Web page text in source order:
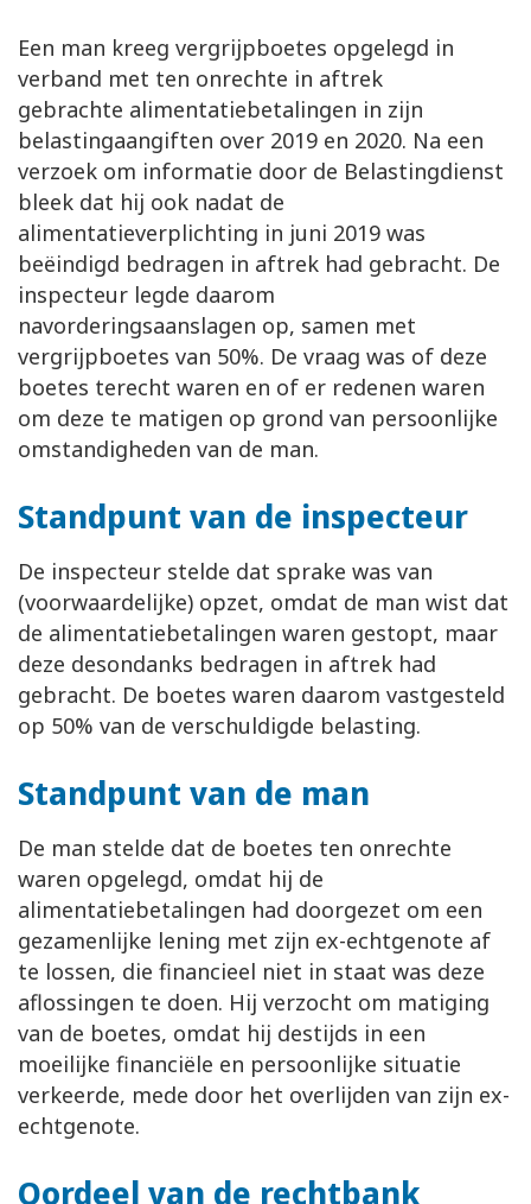
Een man kreeg vergrijpboetes opgelegd in
verband met ten onrechte in aftrek
gebrachte alimentatiebetalingen in zijn
belastingaangiften over 2019 en 2020. Na een
verzoek om informatie door de Belastingdienst
bleek dat hij ook nadat de
alimentatieverplichting in juni 2019 was
beëindigd bedragen in aftrek had gebracht. De
inspecteur legde daarom
navorderingsaanslagen op, samen met
vergrijpboetes van 50%. De vraag was of deze
boetes terecht waren en of er redenen waren
om deze te matigen op grond van persoonlijke
omstandigheden van de man.
Standpunt van de inspecteur
De inspecteur stelde dat sprake was van
(voorwaardelijke) opzet, omdat de man wist dat
de alimentatiebetalingen waren gestopt, maar
deze desondanks bedragen in aftrek had
gebracht. De boetes waren daarom vastgesteld
op 50% van de verschuldigde belasting.
Standpunt van de man
De man stelde dat de boetes ten onrechte
waren opgelegd, omdat hij de
alimentatiebetalingen had doorgezet om een
gezamenlijke lening met zijn ex-echtgenote af
te lossen, die financieel niet in staat was deze
aflossingen te doen. Hij verzocht om matiging
van de boetes, omdat hij destijds in een
moeilijke financiële en persoonlijke situatie
verkeerde, mede door het overlijden van zijn ex-
echtgenote.
Oordeel van de rechtbank